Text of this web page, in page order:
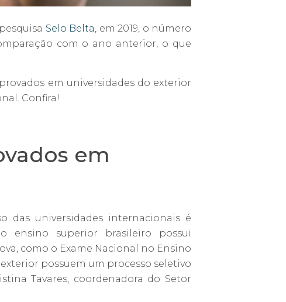
Selo Belta, em 2019, o número
com o ano anterior, o que
em universidades do exterior
Confira!
em
das universidades internacionais é
ensino superior brasileiro possui
como o Exame Nacional no Ensino
possuem um processo seletivo
Tavares, coordenadora do Setor